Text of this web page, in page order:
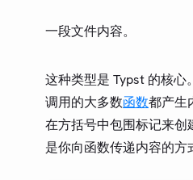
None
Boolean
Integer
Float
Length
一段文件内容。
这种类型是 Typst 的核心
调用的大多数函数都产生
在方括号中包围标记来创
是你向函数传递内容的方